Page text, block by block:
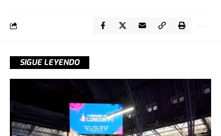
SIGUE LEYENDO